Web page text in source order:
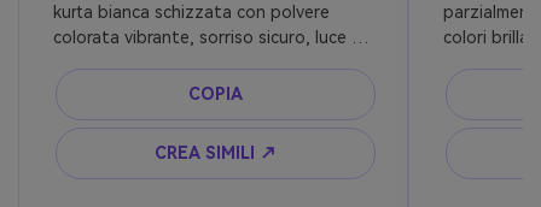
kurta bianca schizzata con polvere
colorata vibrante, sorriso sicuro, luce
indiana all'aperto, folla gioiosa sullo
sfondo, fotografia cinematografica,
movimento dinamico, alto realismo, toni
festivi caldi
COPIA
CREA SIMILI ↗
colori
colori,
profondità
ultra-